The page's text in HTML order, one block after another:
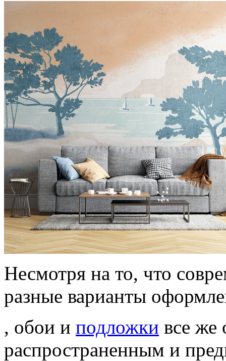
Несмотря на то, что
разные варианты
, обои и подложки все же
распространенным и